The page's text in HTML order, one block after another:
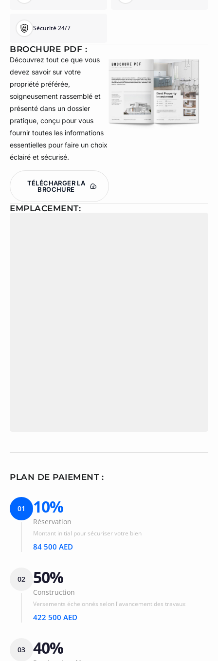
Sécurité 24/7
BROCHURE PDF :
Découvrez tout ce que vous
devez savoir sur votre
propriété préférée,
soigneusement rassemblé et
présenté dans un dossier
pratique, conçu pour vous
fournir toutes les informations
essentielles pour faire un choix
éclairé et sécurisé.
TÉLÉCHARGER LA
BROCHURE
EMPLACEMENT:
PLAN DE PAIEMENT :
01 10%
Réservation
Montant initial pour sécuriser votre bien
84 500 AED
02 50%
Construction
Versements échelonnés selon l'avancement des travaux
422 500 AED
03 40%